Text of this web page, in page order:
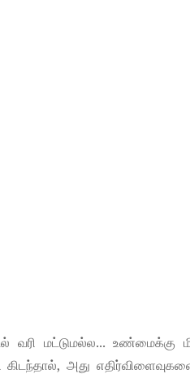
வரி மட்டுமல்ல... உண்மைக்கு
அது எதிர்விளைவுகளை